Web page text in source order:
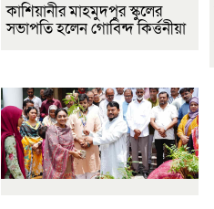
কাশিয়ানীর মাহমুদপুর স্কুলের
সভাপতি হলেন গোবিন্দ কির্ত্তনীয়া